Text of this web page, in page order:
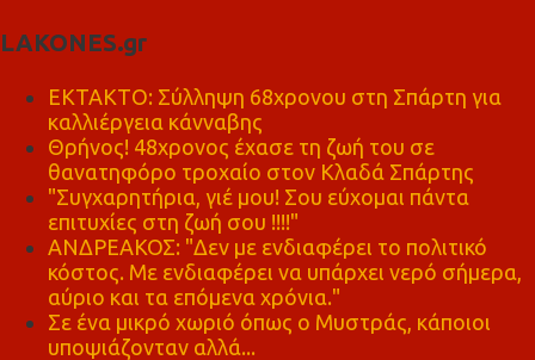
LAKONES.gr
ΕΚΤΑΚΤΟ: Σύλληψη 68χρονου στη Σπάρτη για
καλλιέργεια κάνναβης
Θρήνος! 48χρονος έχασε τη ζωή του σε
θανατηφόρο τροχαίο στον Κλαδά Σπάρτης
"Συγχαρητήρια, γιέ μου! Σου εύχομαι πάντα
επιτυχίες στη ζωή σου !!!!"
ΑΝΔΡΕΑΚΟΣ: "Δεν με ενδιαφέρει το πολιτικό
κόστος. Με ενδιαφέρει να υπάρχει νερό σήμερα,
αύριο και τα επόμενα χρόνια."
Σε ένα μικρό χωριό όπως ο Μυστράς, κάποιοι
υποψιάζονταν αλλά...